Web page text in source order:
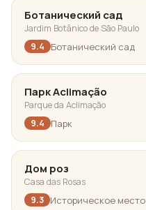
Ботанический сад
Jardim Botânico de São Paulo
9.4
Ботанический сад
Парк Aclimação
Parque da Aclimação
9.4
Парк
Дом роз
Casa das Rosas
9.3 Историческое место